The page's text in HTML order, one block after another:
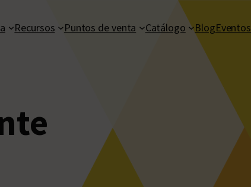
Recursos Puntos de venta Catálogo BlogEventos